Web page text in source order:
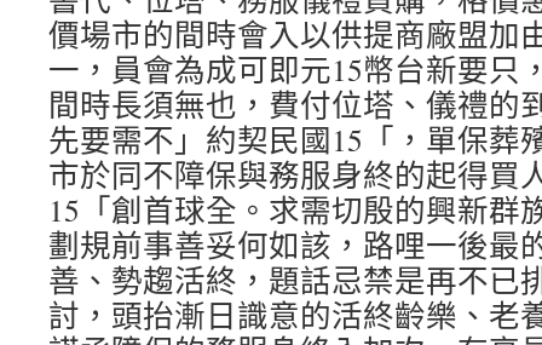
價場市的間時會入以供提商廠盟加
一，員會為成可即元15幣台新要只
間時長須無也，費付位塔、儀禮的
先要需不」約契民國15「，單保葬
市於同不障保與務服身終的起得買
15「創首球全。求需切殷的興新群
劃規前事善妥何如該，路哩一後最
善、勢趨活終，題話忌禁是再不已
討，頭抬漸日識意的活終齡樂、老